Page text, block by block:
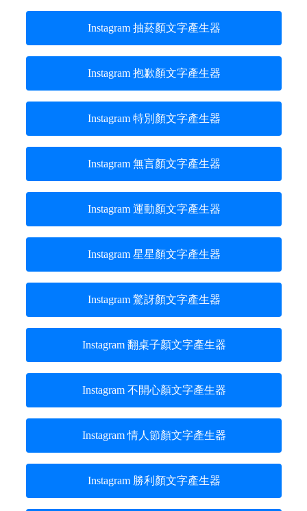
Instagram 抽菸顏文字產生器
Instagram 抱歉顏文字產生器
Instagram 特別顏文字產生器
Instagram 無言顏文字產生器
Instagram 運動顏文字產生器
Instagram 星星顏文字產生器
Instagram 驚訝顏文字產生器
Instagram 翻桌子顏文字產生器
Instagram 不開心顏文字產生器
Instagram 情人節顏文字產生器
Instagram 勝利顏文字產生器